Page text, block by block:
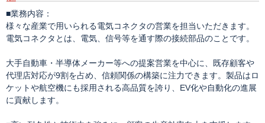
■業務内容：
様々な産業で用いられる電気コネクタの営業を担当いただきます。
電気コネクタとは、電気、信号等を通す際の接続部品のことです。
大手自動車・半導体メーカー等への提案営業を中心に、既存顧客や
代理店対応が9割を占め、信頼関係の構築に注力できます。製品はロ
ケットや航空機にも採用される高品質を誇り、EV化や自動化の進展
に貢献します。